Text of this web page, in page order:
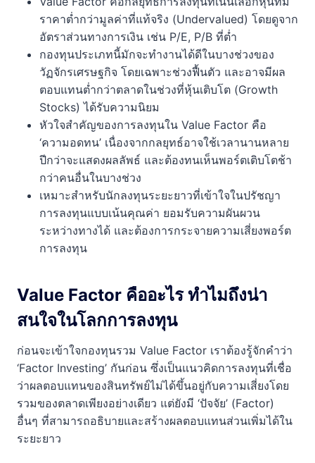
ราคาต่ำกว่ามูลค่าที่แท้จริง (Undervalued) โดยดูจาก
อัตราส่วนทางการเงิน เช่น P/E, P/B ที่ต่ำ
กองทุนประเภทนี้มักจะทำงานได้ดีในบางช่วงของ
วัฏจักรเศรษฐกิจ โดยเฉพาะช่วงฟื้นตัว และอาจมีผล
ตอบแทนต่ำกว่าตลาดในช่วงที่หุ้นเติบโต (Growth
Stocks) ได้รับความนิยม
หัวใจสำคัญของการลงทุนใน Value Factor คือ
‘ความอดทน’ เนื่องจากกลยุทธ์อาจใช้เวลานานหลาย
ปีกว่าจะแสดงผลลัพธ์ และต้องทนเห็นพอร์ตเติบโตช้า
กว่าคนอื่นในบางช่วง
เหมาะสำหรับนักลงทุนระยะยาวที่เข้าใจในปรัชญา
การลงทุนแบบเน้นคุณค่า ยอมรับความผันผวน
ระหว่างทางได้ และต้องการกระจายความเสี่ยงพอร์ต
การลงทุน
Value Factor คืออะไร ทำไมถึงน่า
สนใจในโลกการลงทุน
ก่อนจะเข้าใจกองทุนรวม Value Factor เราต้องรู้จักคำว่า
‘Factor Investing’ กันก่อน ซึ่งเป็นแนวคิดการลงทุนที่เชื่อ
ว่าผลตอบแทนของสินทรัพย์ไม่ได้ขึ้นอยู่กับความเสี่ยงโดย
รวมของตลาดเพียงอย่างเดียว แต่ยังมี ‘ปัจจัย’ (Factor)
อื่นๆ ที่สามารถอธิบายและสร้างผลตอบแทนส่วนเพิ่มได้ใน
ระยะยาว